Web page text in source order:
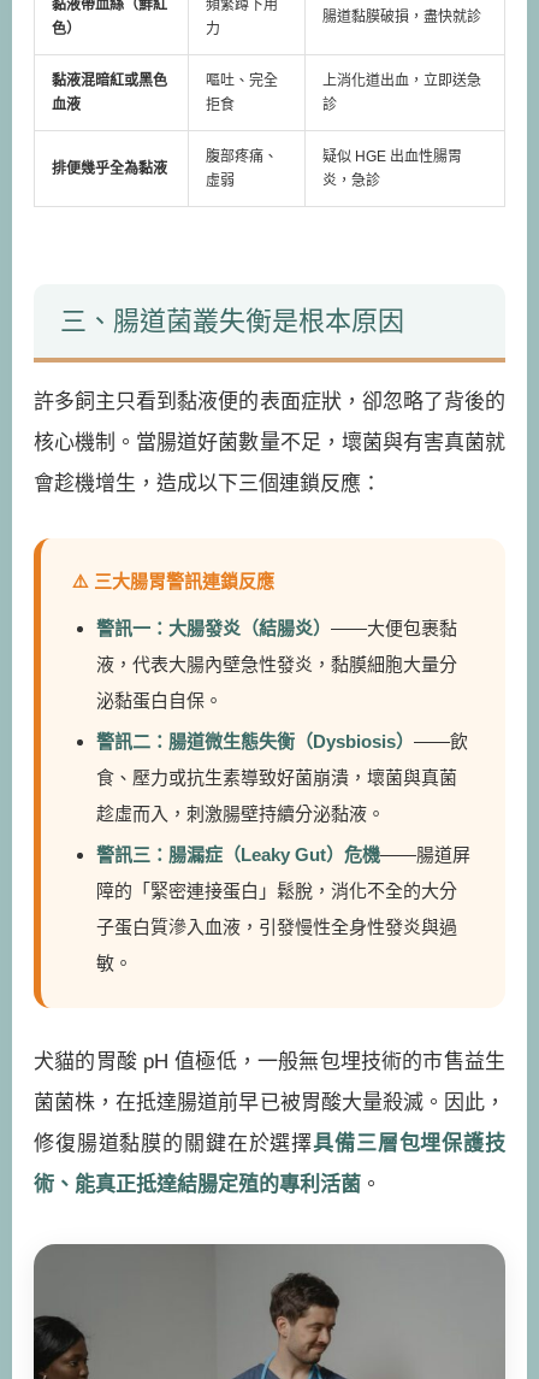
黏液帶血絲（鮮紅
色）
頻繁蹲下用
力
腸道黏膜破損，盡快就診
黏液混暗紅或黑色
血液
嘔吐、完全
拒食
上消化道出血，立即送急
診
排便幾乎全為黏液
腹部疼痛、
虛弱
疑似 HGE 出血性腸胃
炎，急診
三、腸道菌叢失衡是根本原因
許多飼主只看到黏液便的表面症狀，卻忽略了背後的
核心機制。當腸道好菌數量不足，壞菌與有害真菌就
會趁機增生，造成以下三個連鎖反應：
⚠️ 三大腸胃警訊連鎖反應
警訊一：大腸發炎（結腸炎） ——大便包裹黏
液，代表大腸內壁急性發炎，黏膜細胞大量分
泌黏蛋白自保。
警訊二：腸道微生態失衡（Dysbiosis） ——飲
食、壓力或抗生素導致好菌崩潰，壞菌與真菌
趁虛而入，刺激腸壁持續分泌黏液。
警訊三：腸漏症（Leaky Gut）危機——腸道屏
障的「緊密連接蛋白」鬆脫，消化不全的大分
子蛋白質滲入血液，引發慢性全身性發炎與過
敏。
犬貓的胃酸 pH 值極低，一般無包埋技術的市售益生
菌菌株，在抵達腸道前早已被胃酸大量殺滅。因此，
修復腸道黏膜的關鍵在於選擇具備三層包埋保護技
術、能真正抵達結腸定殖的專利活菌 。